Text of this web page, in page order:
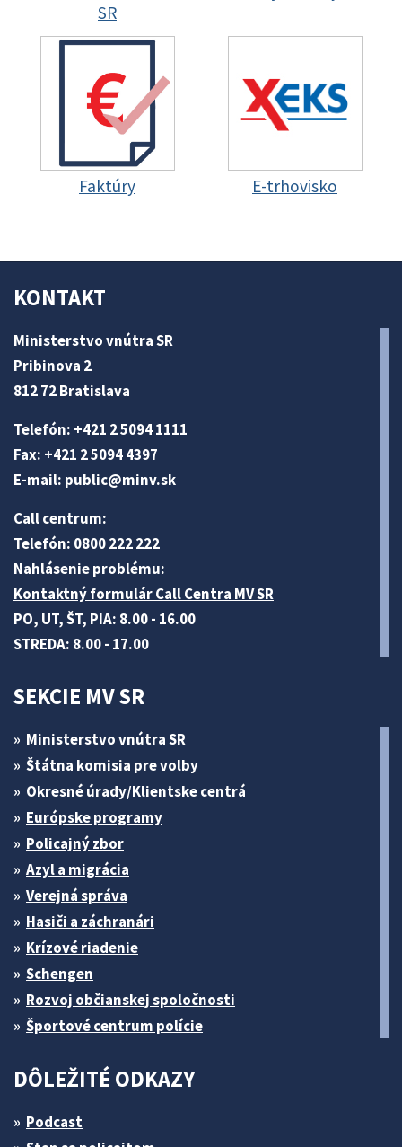
SR
Faktúry E-trhovisko
KONTAKT
Ministerstvo vnútra SR
Pribinova 2
812 72 Bratislava
Telefón: +421 2 5094 1111
Fax: +421 2 5094 4397
E-mail: public@minv.sk
Call centrum:
Telefón: 0800 222 222
Nahlásenie problému:
Kontaktný formulár Call Centra MV SR
PO, UT, ŠT, PIA: 8.00 - 16.00
STREDA: 8.00 - 17.00
SEKCIE MV SR
Ministerstvo vnútra SR
Štátna komisia pre volby
Okresné úrady/Klientske centrá
Európske programy
Policajný zbor
Azyl a migrácia
Verejná správa
Hasiči a záchranári
Krízové riadenie
Schengen
Rozvoj občianskej spoločnosti
Športové centrum polície
DÔLEŽITÉ ODKAZY
Podcast